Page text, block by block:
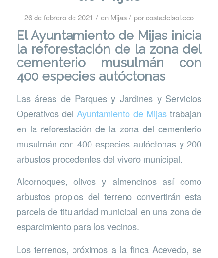
26 de febrero de 2021 / en Mijas / porcostadelsol.eco
El Ayuntamiento de Mijas inicia
la reforestación de la zona del
cementerio musulmán con
400 especies autóctonas
Las áreas de Parques y Jardines y Servicios
Operativos delAyuntamiento de Mijastrabajan
en la reforestación de la zona del cementerio
musulmán con 400 especies autóctonas y 200
arbustos procedentes del vivero municipal.
Alcornoques, olivos y almencinos así como
arbustos propios del terreno convertirán esta
parcela de titularidad municipal en una zona de
esparcimiento para los vecinos.
Los terrenos, próximos a la finca Acevedo, se